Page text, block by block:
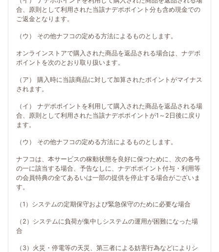
合、原則として利用された当該ナデポポイント分も含め現金での
ご返金となります。
（ウ） その他ナフコの定める方法によるものとします。
オンラインストアで購入された商品を返品される場合は、ナデポ
ポイントを次のとおり取り扱います。
（ア） 購入時に当該商品に対して加算されたポイントがマイナス
されます。
（イ） ナデポポイントを利用して購入された商品を返品される場
合、原則として利用された当該ナデポポイントが1～2日後に戻り
ます。
（ウ） その他ナフコの定める方法によるものとします。
ナフコは、本サービスの稼動状態を良好に保つために、次の各号
の一に該当する場合、予告なしに、ナデポポイント付与・利用等
の会員特典の全てあるいは一部の提供を停止する場合がございま
す。
（1）システムの定期保守および緊急保守のために必要な場合
（2）システムに負荷が集中しシステムの運用が困難になった場
合
（3）火災・停電等の天災、第三者による妨害行為などによりシ